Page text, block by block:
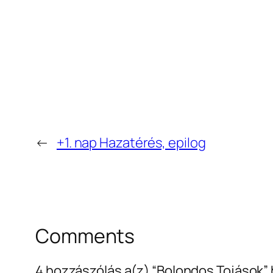
← +1. nap Hazatérés, epilog
Comments